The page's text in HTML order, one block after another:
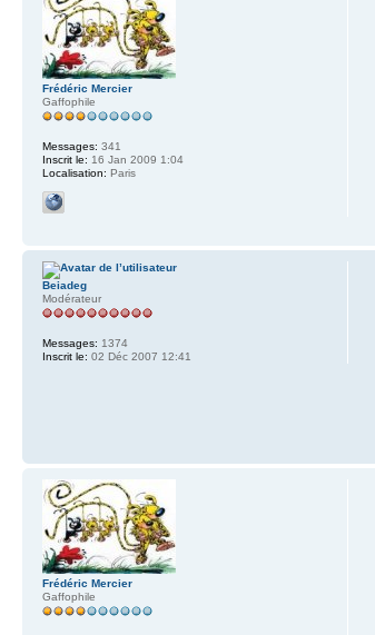
Frédéric Mercier
Gaffophile
Messages: 341
Inscrit le: 16 Jan 2009 1:04
Localisation: Paris
Beiadeg
Modérateur
Messages: 1374
Inscrit le: 02 Déc 2007 12:41
Frédéric Mercier
Gaffophile